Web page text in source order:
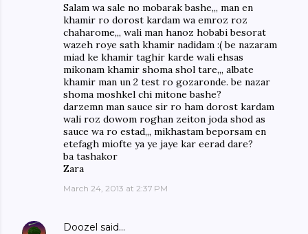
Salam wa sale no mobarak bashe,,, man en
khamir ro dorost kardam wa emroz roz
chaharome,,, wali man hanoz hobabi besorat
wazeh roye sath khamir nadidam :( be nazaram
miad ke khamir taghir karde wali ehsas
mikonam khamir shoma shol tare,,, albate
khamir man un 2 test ro gozaronde. be nazar
shoma moshkel chi mitone bashe?
darzemn man sauce sir ro ham dorost kardam
wali roz dowom roghan zeiton joda shod as
sauce wa ro estad,,, mikhastam beporsam en
etefagh miofte ya ye jaye kar eerad dare?
ba tashakor
Zara
March 24, 2013 at 2:37 PM
Doozel said…